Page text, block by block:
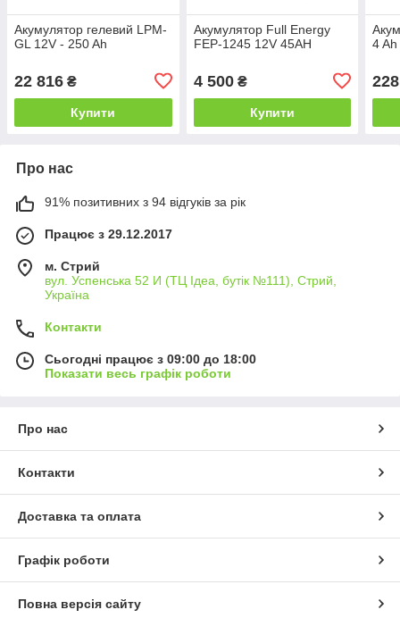
Акумулятор гелевий LPM-
GL 12V - 250 Ah
22 816 ₴
Купити
Акумулятор Full Energy
FEP-1245 12V 45AH
4 500₴
Купити
4 Ah
228
Про нас
91% позитивних з 94 відгуків за рік
Працює з 29.12.2017
м. Стрий
вул. Успенська 52 И (ТЦ Ідеа, бутік №111), Стрий,
Україна
Контакти
Сьогодні працює з 09:00 до 18:00
Показати весь графік роботи
Про нас
Контакти
Доставка та оплата
Графік роботи
Повна версія сайту